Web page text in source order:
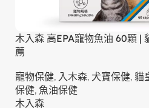
木入森 高EPA寵物魚油 60顆 |
薦
寵物保健, 入木森, 犬寶保健, 貓
保健, 魚油保健
木入森